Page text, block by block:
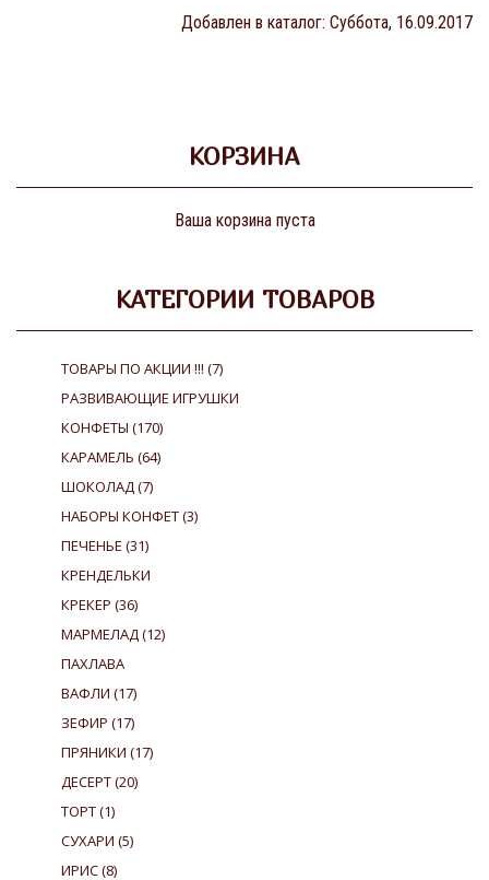
Добавлен в каталог: Суббота, 16.09.2017
КОРЗИНА
Ваша корзина пуста
КАТЕГОРИИ ТОВАРОВ
ТОВАРЫ ПО АКЦИИ !!! (7)
РАЗВИВАЮЩИЕ ИГРУШКИ
КОНФЕТЫ (170)
КАРАМЕЛЬ (64)
ШОКОЛАД(7)
НАБОРЫ КОНФЕТ(3)
ПЕЧЕНЬЕ (31)
КРЕНДЕЛЬКИ
КРЕКЕР (36)
МАРМЕЛАД(12)
ПАХЛАВА
ВАФЛИ (17)
ЗЕФИР (17)
ПРЯНИКИ (17)
ДЕСЕРТ(20)
ТОРТ(1)
СУХАРИ (5)
ИРИС(8)